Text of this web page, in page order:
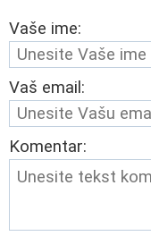
Vaše ime:
Vaš email:
Komentar: